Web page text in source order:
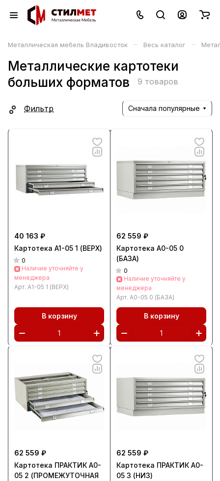
Металлическая мебель Владивосток – Весь каталог –
Металлические картотеки
больших форматов
9 товаров
Фильтр Сначала популярные
40 163 ₽
Картотека A1-05 1 (ВЕРХ)
0
Наличие уточняйте у
менеджера
Арт. A1-05 1 (ВЕРХ)
В корзину
62 559 ₽
Картотека A0-05 0
(БАЗА)
0
Наличие уточняйте у
менеджера
Арт. A0-05 0 (БАЗА)
В корзину
62 559 ₽
Картотека ПРАКТИК А0-
05 2 (ПРОМЕЖУТОЧНАЯ
62 559 ₽
Картотека ПРАКТИК А0-
05 3 (НИЗ)